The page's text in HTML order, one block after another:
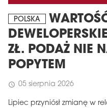
POLSKA
ZŁ. PODAŻ NIE
POPYTEM
schedule 05 sierpnia 2026
Lipiec przyniósł zmianę w
MAGAZYN
Wydanie 6 (308)
CZERWIEC 2026
Więcej w